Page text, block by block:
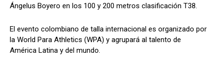
Ángelus Boyero en los 100 y 200 metros clasificación T38.
El evento colombiano de talla internacional es organizado por
la World Para Athletics (WPA) y agrupará al talento de
América Latina y del mundo.